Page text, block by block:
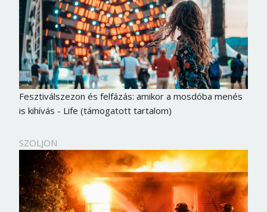
Fesztiválszezon és felfázás: amikor a mosdóba menés
is kihívás - Life (támogatott tartalom)
SZOLJON